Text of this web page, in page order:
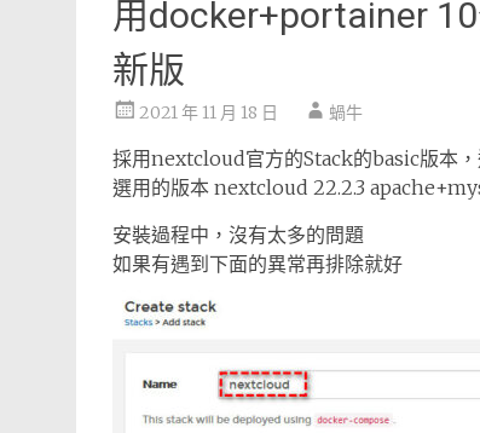
用docker+portainer
新版
2021 年 11 月 18 日 蝸牛
採用nextcloud官方的Stack的basic版本
選用的版本 nextcloud 22.2.3
安裝過程中，沒有太多的問題
如果有遇到下面的異常再排除就好